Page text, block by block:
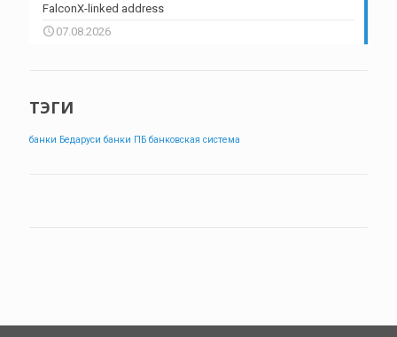
FalconX-linked address
07.08.2026
ТЭГИ
банки Бедаруси банки ПБ банковская система